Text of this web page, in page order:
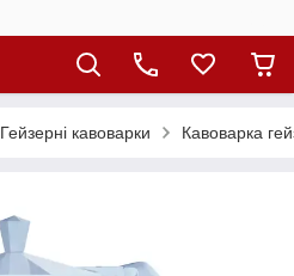
Гейзерні кавоварки Кавоварка